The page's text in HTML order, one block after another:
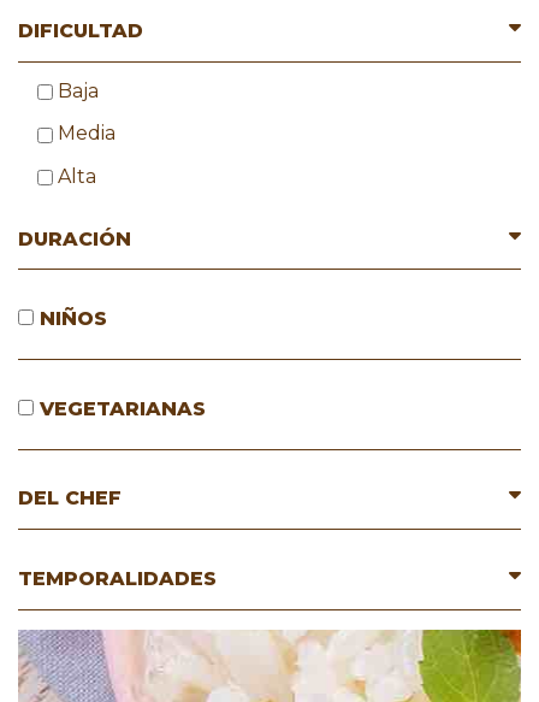
DIFICULTAD
Baja
Media
Alta
DURACIÓN
NIÑOS
VEGETARIANAS
DEL CHEF
TEMPORALIDADES